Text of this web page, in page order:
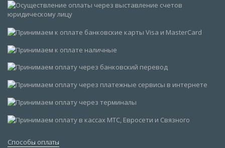
Способы оплаты